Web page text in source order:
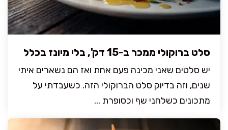
סלט ברוקולי ממכר ב-15 דק', בלי מיונז בכלל
יש סלטים שאני מכינה פעם אחת ואז הם נשארים איתי
שנים, וזה בדיוק סלט הברוקולי הזה. כשעבדתי על
מתכונים כשלחני שף וכסופרת ...